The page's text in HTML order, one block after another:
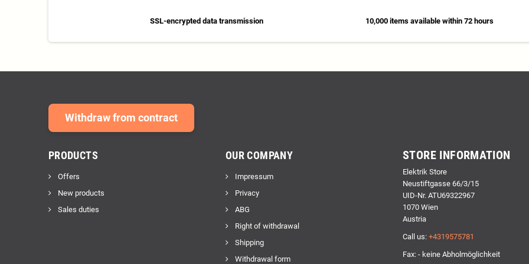
SSL-encrypted data transmission 10,000 items available within 72 hours
Withdraw from contract
PRODUCTS
Offers
New products
Sales duties
OUR COMPANY
Impressum
Privacy
ABG
Right of withdrawal
Shipping
Withdrawal form
STORE INFORMATION
Elektrik Store
Neustiftgasse 66/3/15
UID-Nr. ATU69322967
1070 Wien
Austria
Call us: +4319575781
Fax: - keine Abholmöglichkeit